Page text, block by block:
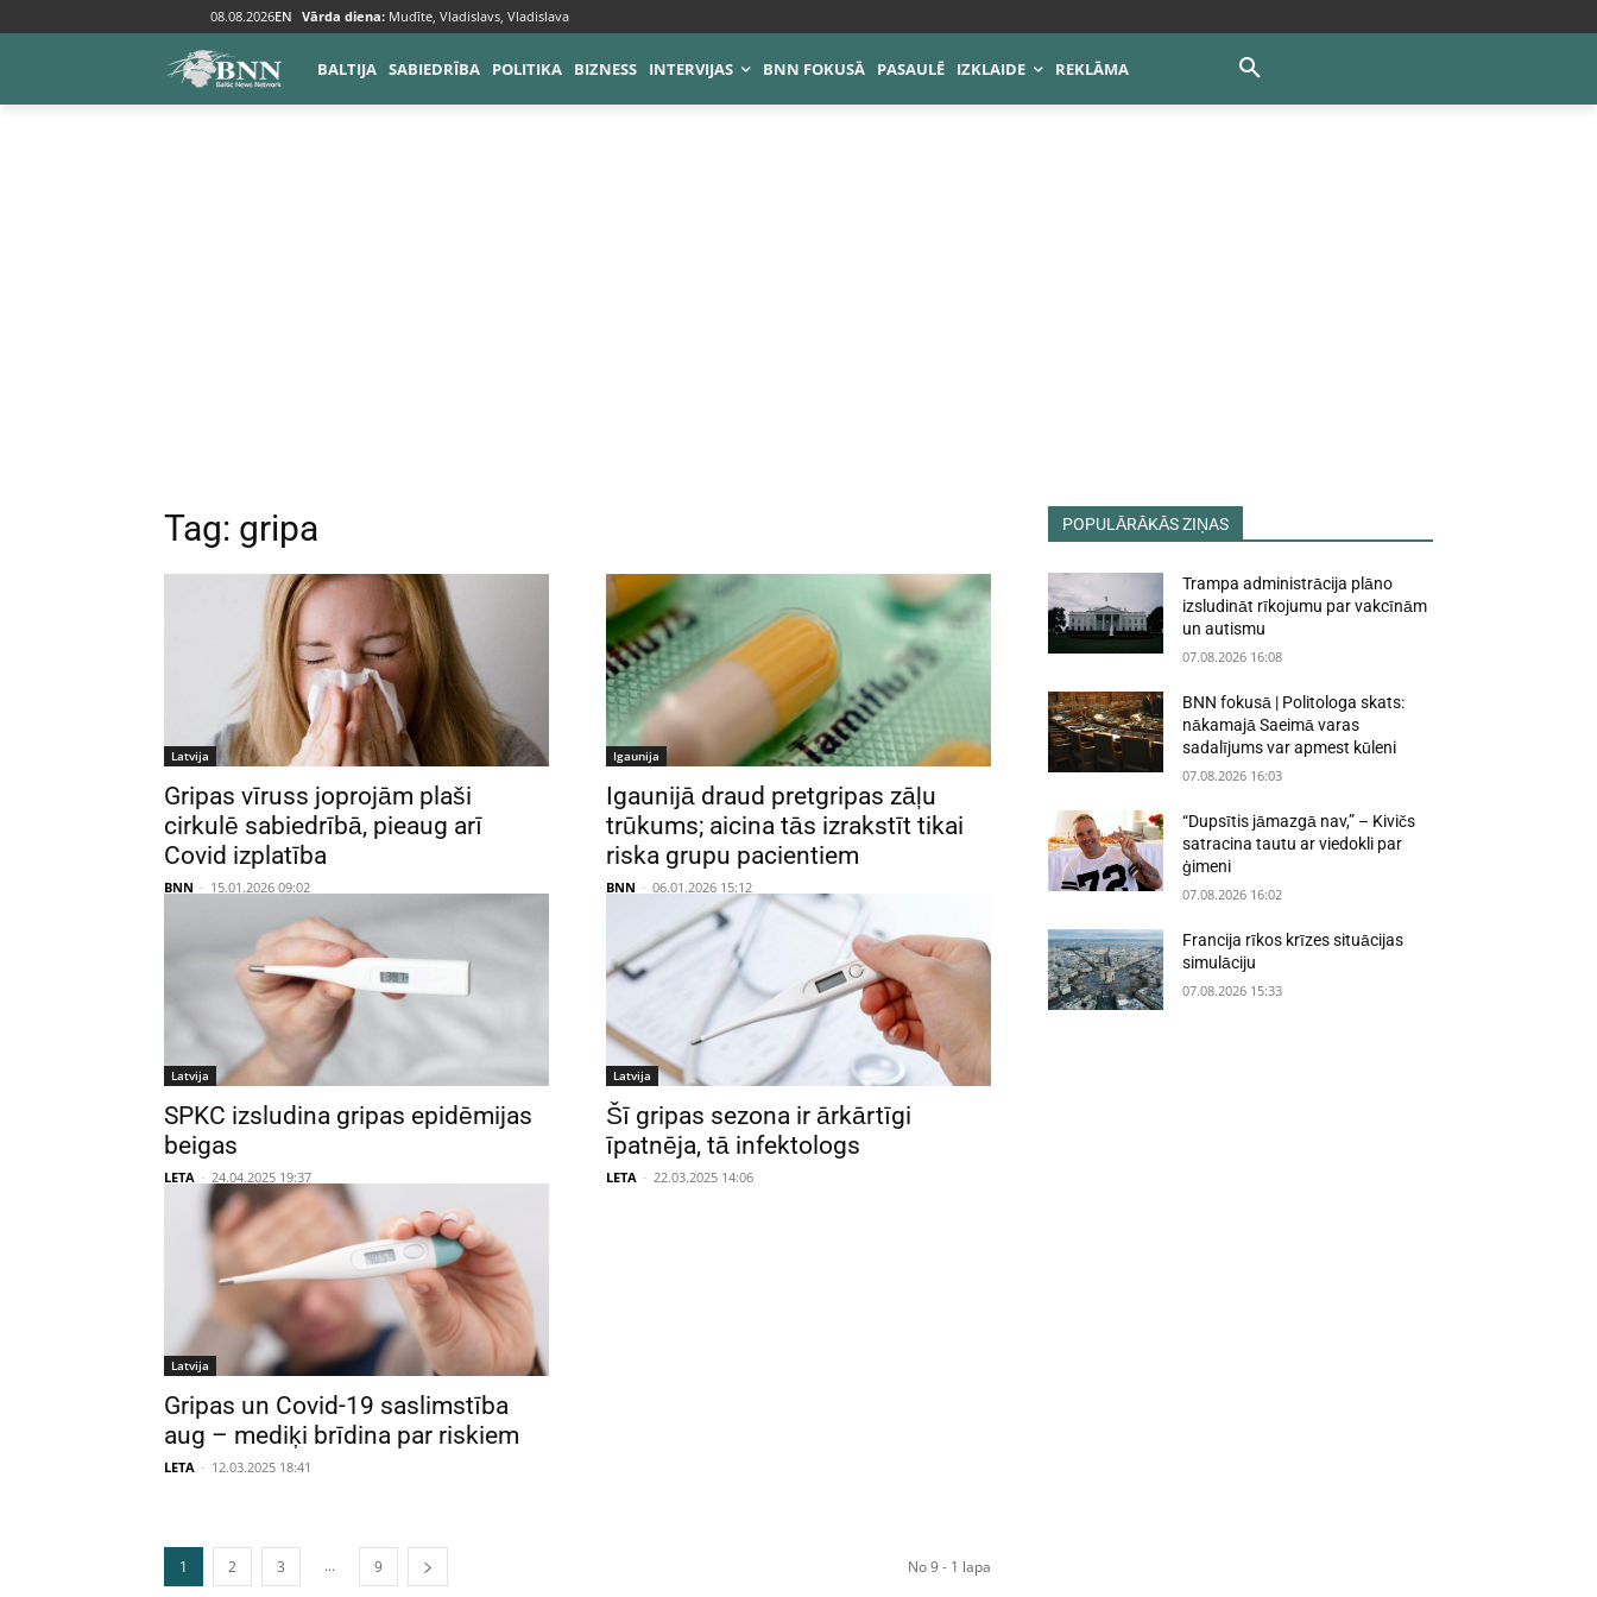
08.08.2026EN Vārda diena: Mudīte, Vladislavs, Vladislava
BALTIJA SABIEDRĪBA POLITIKA BIZNESS INTERVIJAS BNN FOKUSĀ PASAULĒ IZKLAIDE REKLĀMA
Tags Gripa
Tag: gripa
Latvija
Gripas vīruss joprojām plaši
cirkulē sabiedrībā, pieaug arī
Covid izplatība
BNN - 15.01.2026 09:02
Igaunija
Igaunijā draud pretgripas zāļu
trūkums; aicina tās izrakstīt tikai
riska grupu pacientiem
BNN - 06.01.2026 15:12
Latvija
SPKC izsludina gripas epidēmijas
beigas
LETA - 24.04.2025 19:37
Latvija
Šī gripas sezona ir ārkārtīgi
īpatnēja, tā infektologs
LETA - 22.03.2025 14:06
Latvija
Gripas un Covid-19 saslimstība
aug – mediķi brīdina par riskiem
LETA - 12.03.2025 18:41
1 2 3 ... 9 No 9 - 1 lapa
POPULĀRĀKĀS ZIŅAS
Trampa administrācija plāno
izsludināt rīkojumu par vakcīnām
un autismu
07.08.2026 16:08
BNN fokusā | Politologa skats:
nākamajā Saeimā varas
sadalījums var apmest kūleni
07.08.2026 16:03
“Dupsītis jāmazgā nav,” – Kivičs
satracina tautu ar viedokli par
ģimeni
07.08.2026 16:02
Francija rīkos krīzes situācijas
simulāciju
07.08.2026 15:33